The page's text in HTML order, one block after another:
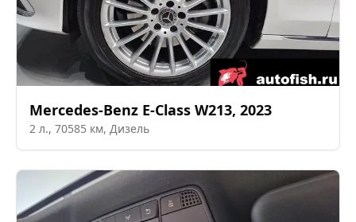
Mercedes-Benz E-Class W213, 2023
2 л., 70585 км, Дизель